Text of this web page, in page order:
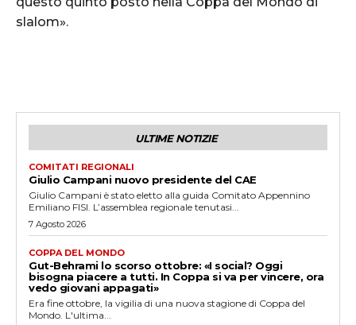
slalom».
ULTIME NOTIZIE
COMITATI REGIONALI
Giulio Campani nuovo presidente del CAE
Giulio Campani è stato eletto alla guida Comitato Appennino
Emiliano FISI. L’assemblea regionale tenutasi...
7 Agosto 2026
COPPA DEL MONDO
Gut-Behrami lo scorso ottobre: «I social? Oggi
bisogna piacere a tutti. In Coppa si va per vincere, ora
vedo giovani appagati»
Era fine ottobre, la vigilia di una nuova stagione di Coppa del
Mondo. L'ultima...